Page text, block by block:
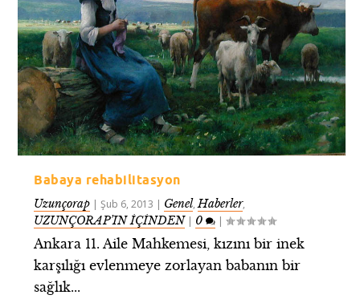
Babaya rehabilitasyon
Uzunçorap |Şub 6, 2013 | Genel,Haberler,
UZUNÇORAP’IN İÇİNDEN| 0 |
Ankara 11. Aile Mahkemesi, kızını bir inek
karşılığı evlenmeye zorlayan babanın bir
sağlık...